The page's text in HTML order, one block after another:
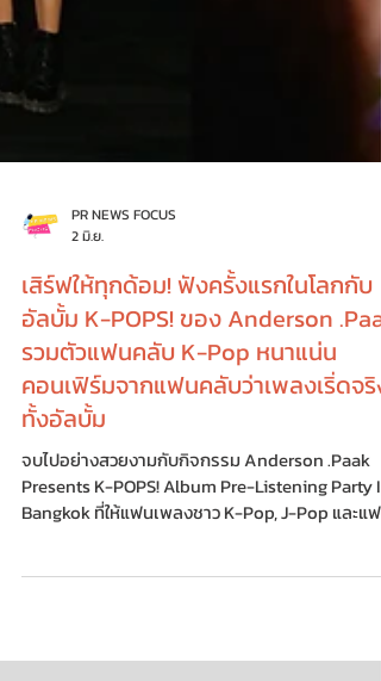
2 มิ.ย.
เสิร์ฟให้ทุกด้อม! ฟังครั้งแรกในโลกกับ
อัลบั้ม K-POPS! ของ Anderson .Paak
รวมตัวแฟนคลับ K-Pop หนาแน่น
คอนเฟิร์มจากแฟนคลับว่าเพลงเริ่ดจริง
ทั้งอัลบั้ม
จบไปอย่างสวยงามกับกิจกรรม Anderson .Paak
Presents K-POPS! Album Pre-Listening Party In
คลับของ Anderson .Paak ได้ร่วมกิจกรรมสุด
อ๋อกันหมด ไม่ว่าจะเป็น aespa, DEAN, NMIXX, G-